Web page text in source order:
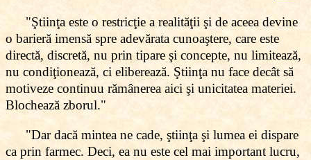
"Ştiinţa este o restricţie a realităţii şi de aceea devine
o barieră imensă spre adevărata cunoaştere, care este
directă, discretă, nu prin tipare şi concepte, nu limitează,
nu condiţionează, ci eliberează. Ştiinţa nu face decât să
motiveze continuu rămânerea aici şi unicitatea materiei.
Blochează zborul."
"Dar dacă mintea ne cade, ştiinţa şi lumea ei dispare
ca prin farmec. Deci, ea nu este cel mai important lucru,